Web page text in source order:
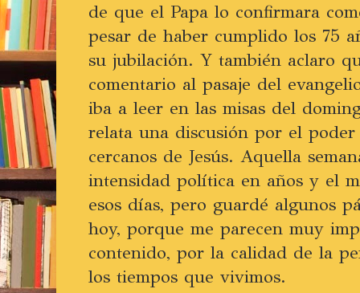
de que el Papa lo confirmara
pesar de haber cumplido los 75
su jubilación. Y también aclaro
comentario al pasaje del
iba a leer en las misas del
relata una discusión por el poder
cercanos de Jesús. Aquella
intensidad política en años y el
esos días, pero guardé algunos
hoy, porque me parecen muy
contenido, por la calidad de la
los tiempos que vivimos.